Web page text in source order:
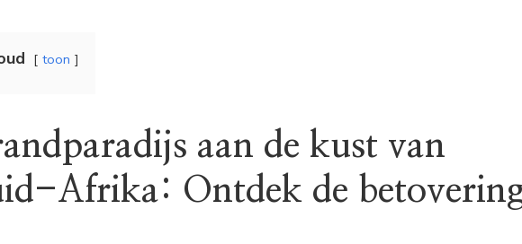
toon
aan de kust van
Afrika: Ontdek de